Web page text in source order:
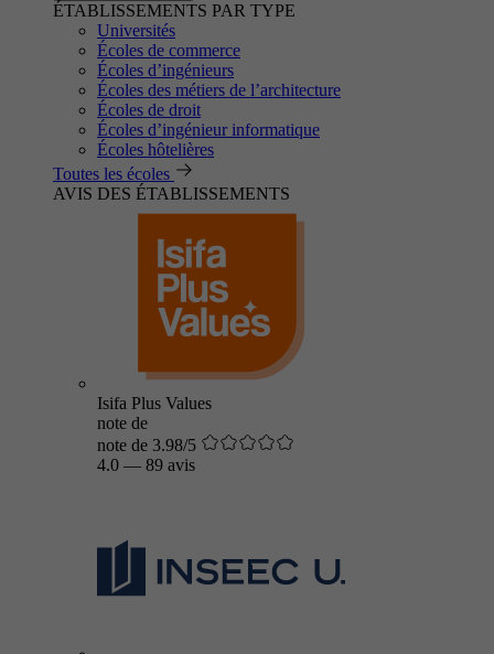
ÉTABLISSEMENTS PAR TYPE
Universités
Écoles de commerce
Écoles d’ingénieurs
Écoles des métiers de l’architecture
Écoles de droit
Écoles d’ingénieur informatique
Écoles hôtelières
Toutes les écoles
AVIS DES ÉTABLISSEMENTS
Isifa Plus Values
note de
note de 3.98/5
4.0 — 89 avis